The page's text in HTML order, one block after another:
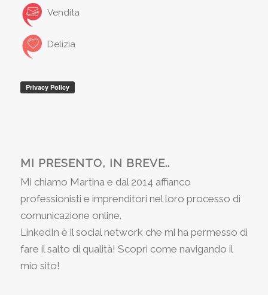
Vendita
Delizia
MI PRESENTO, IN BREVE..
Mi chiamo Martina e dal 2014 affianco
professionisti e imprenditori nel loro processo di
comunicazione online.
LinkedIn è il social network che mi ha permesso di
fare il salto di qualità! Scopri come navigando il
mio sito!